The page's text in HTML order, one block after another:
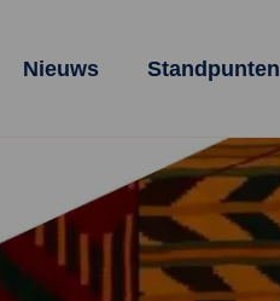
Nieuws Standpunten